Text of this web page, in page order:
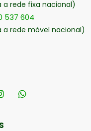
rede fixa nacional)
537 604
a rede móvel nacional)